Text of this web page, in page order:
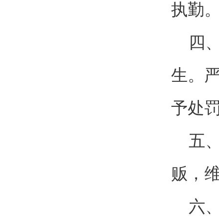
执勤
四、
生。
予处
五、
贩，
六、